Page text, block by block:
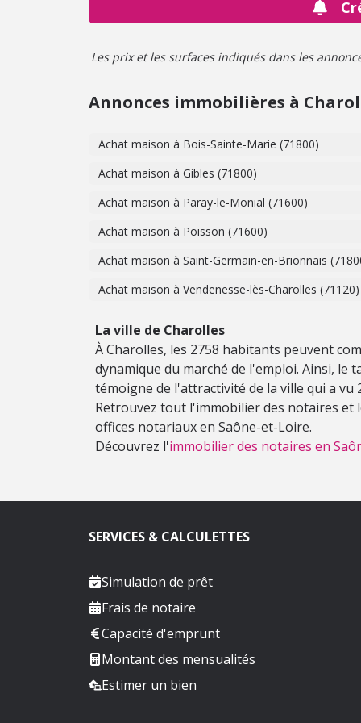
Les prix et les surfaces indiqués dans les
Annonces immobilières à
Achat maison à Bois-Sainte-Marie (71800)
Achat maison à Gibles (71800)
Achat maison à Paray-le-Monial (71600)
Achat maison à Poisson (71600)
Achat maison à Saint-Germain-en-Brionnais
Achat maison à Vendenesse-lès-Charolles (71120)
La ville de Charolles
À Charolles, les 2758 habitants peuvent
dynamique du marché de l'emploi. Ainsi, le
témoigne de l'attractivité de la ville qui a
Retrouvez tout l'immobilier des notaires et
offices notariaux en Saône-et-Loire.
Découvrez l'immobilier des notaires en
SERVICES & CALCULETTES
Simulation de prêt
Frais de notaire
Capacité d'emprunt
Montant des mensualités
Estimer un bien